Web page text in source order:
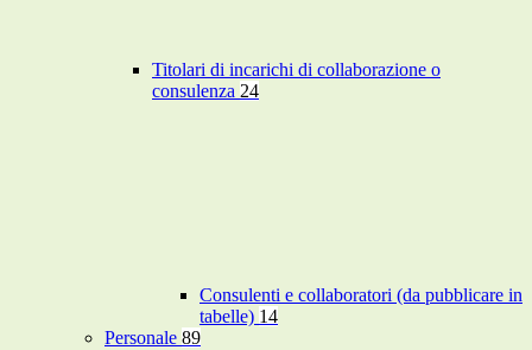
Titolari di incarichi di collaborazione o
consulenza 24
Consulenti e collaboratori (da pubblicare in
tabelle) 14
Personale 89